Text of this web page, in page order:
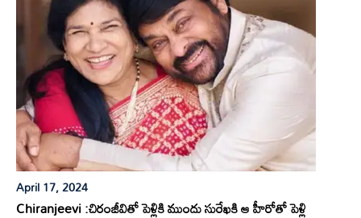
April 17, 2024
Chiranjeevi :చిరంజీవితో పెళ్లికి ముందు సురేఖకి ఆ హీరోతో పెళ్లి